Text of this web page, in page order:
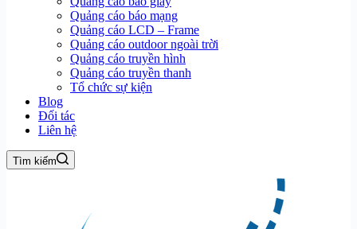
Quảng cáo báo mạng
Quảng cáo LCD – Frame
Quảng cáo outdoor ngoài trời
Quảng cáo truyền hình
Quảng cáo truyền thanh
Tổ chức sự kiện
Blog
Đối tác
Liên hệ
Tìm kiếm